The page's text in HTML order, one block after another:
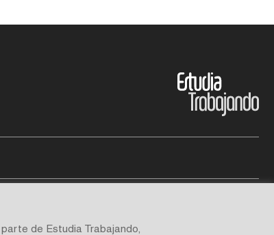
de Estudia Trabajando,